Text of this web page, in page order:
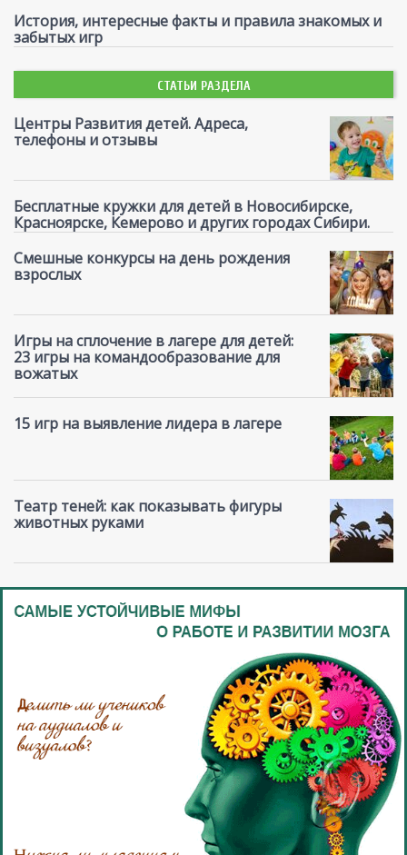
История, интересные факты и правила знакомых и
забытых игр
СТАТЬИ РАЗДЕЛА
Центры Развития детей. Адреса,
телефоны и отзывы
Бесплатные кружки для детей в Новосибирске,
Красноярске, Кемерово и других городах Сибири.
Смешные конкурсы на день рождения
взрослых
Игры на сплочение в лагере для детей:
23 игры на командообразование для
вожатых
15 игр на выявление лидера в лагере
Театр теней: как показывать фигуры
животных руками